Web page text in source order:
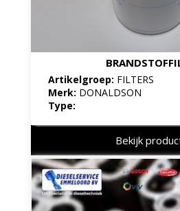
Artikelgroep: FILTERS
Merk: DONALDSON
Type:
Bekijk